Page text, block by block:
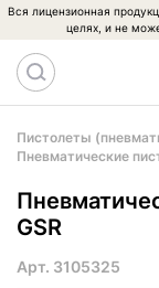
Вся лицензионная
целях, и не
Пистолеты
Пневматические
GSR
Арт. 3105325